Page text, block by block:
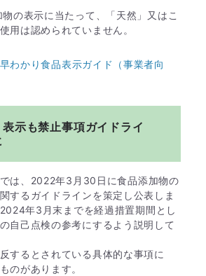
の表示に当たって、「天然」又はこ
用は認められていません。
わかり食品表示ガイド（事業者向
表示も禁止事項ガイドライ
は、2022年3月30日に食品添加物の
するガイドラインを策定し公表しま
年3月末までを経過措置期間とし
自己点検の参考にするよう説明して
するとされている具体的な事項に
のがあります。